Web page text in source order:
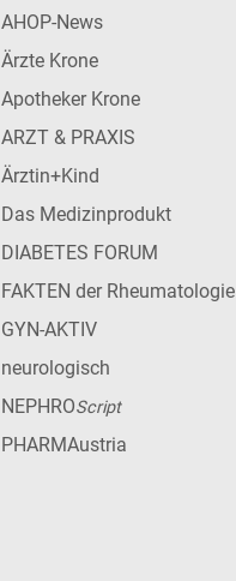
AHOP-News
Ärzte Krone
Apotheker Krone
ARZT & PRAXIS
Ärztin+Kind
Das Medizinprodukt
DIABETES FORUM
FAKTEN der Rheumatologie
GYN-AKTIV
neurologisch
NEPHROScript
PHARMAustria